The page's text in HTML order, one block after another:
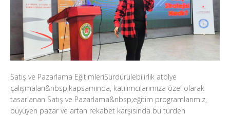
Satış ve Pazarlama EğitimleriSürdürülebilirlik atölye
çalışmaları&nbsp;kapsamında, katılımcılarımıza özel olarak
tasarlanan Satış ve Pazarlama&nbsp;eğitim programlarımız,
büyüyen pazar ve artan rekabet karşısında bu türden